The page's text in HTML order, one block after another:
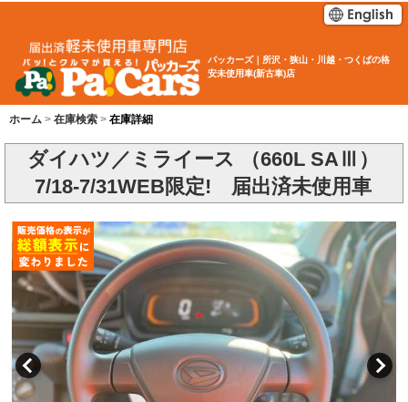
パッカーズ｜所沢・狭山・川越・つくばの格
安未使用車(新古車)店
ホーム 在庫検索 在庫詳細
ダイハツ／ミライース （660L SAⅢ）
7/18-7/31WEB限定! 届出済未使用車